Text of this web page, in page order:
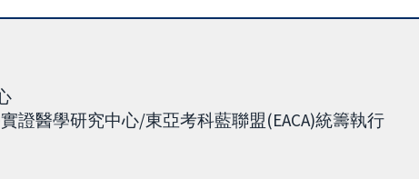
證醫學研究中心/東亞考科藍聯盟(EACA)統籌執行